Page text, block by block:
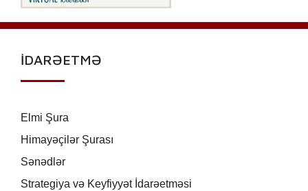
İDARƏETMƏ
Elmi Şura
Himayəçilər Şurası
Sənədlər
Strategiya və Keyfiyyət İdarəetməsi